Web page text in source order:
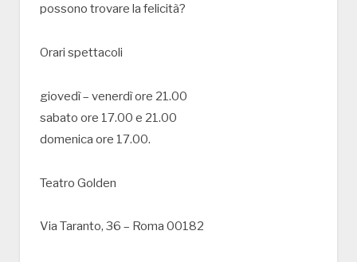
possono trovare la felicità?
Orari spettacoli
giovedì – venerdì ore 21.00
sabato ore 17.00 e 21.00
domenica ore 17.00.
Teatro Golden
Via Taranto, 36 – Roma 00182